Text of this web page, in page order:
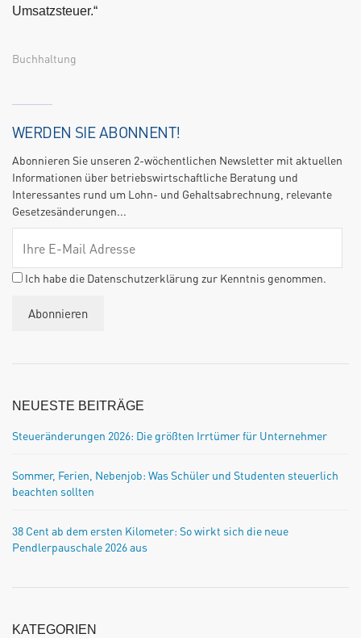
Umsatzsteuer.“
Buchhaltung
WERDEN SIE ABONNENT!
Abonnieren Sie unseren 2-wöchentlichen Newsletter mit aktuellen
Informationen über betriebswirtschaftliche Beratung und
Interessantes rund um Lohn- und Gehaltsabrechnung, relevante
Gesetzesänderungen...
Ich habe die Datenschutzerklärung zur Kenntnis genommen.
NEUESTE BEITRÄGE
Steueränderungen 2026: Die größten Irrtümer für Unternehmer
Sommer, Ferien, Nebenjob: Was Schüler und Studenten steuerlich
beachten sollten
38 Cent ab dem ersten Kilometer: So wirkt sich die neue
Pendlerpauschale 2026 aus
KATEGORIEN